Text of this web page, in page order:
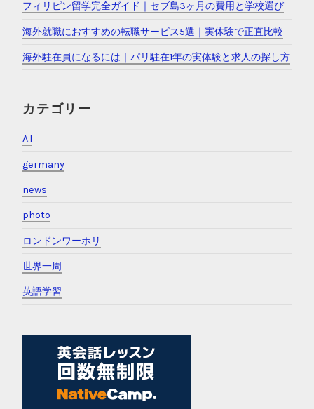
フィリピン留学完全ガイド｜セブ島3ヶ月の費用と学校選び
海外就職におすすめの転職サービス5選｜実体験で正直比較
海外駐在員になるには｜パリ駐在1年の実体験と求人の探し方
カテゴリー
A.I
germany
news
photo
ロンドンワーホリ
世界一周
英語学習